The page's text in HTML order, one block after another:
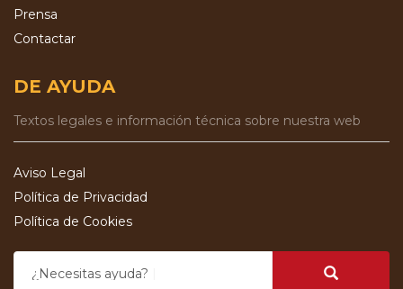
Prensa
Contactar
DE AYUDA
Textos legales e información técnica sobre nuestra web
Aviso Legal
Política de Privacidad
Política de Cookies
¿Necesitas ayuda?